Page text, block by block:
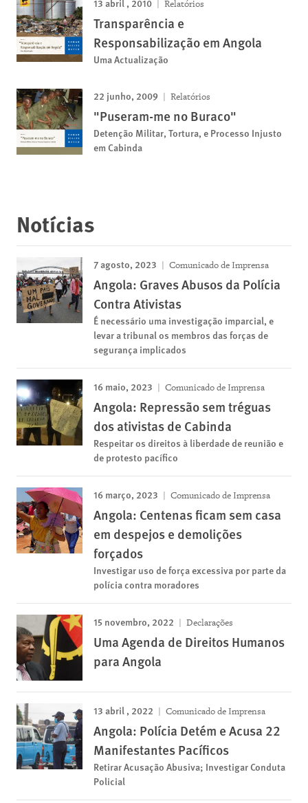
Relatórios
Transparência e
Responsabilização em Angola
Uma Actualização
22 junho, 2009 Relatórios
"Puseram-me no Buraco"
Detenção Militar, Tortura, e Processo Injusto
em Cabinda
Notícias
7 agosto, 2023 Comunicado de Imprensa
Angola: Graves Abusos da Polícia
Contra Ativistas
É necessário uma investigação imparcial, e
levar a tribunal os membros das forças de
segurança implicados
16 maio, 2023 Comunicado de Imprensa
Angola: Repressão sem tréguas
dos ativistas de Cabinda
Respeitar os direitos à liberdade de reunião e
de protesto pacífico
16 março, 2023 Comunicado de Imprensa
Angola: Centenas ficam sem casa
em despejos e demolições
forçados
Investigar uso de força excessiva por parte da
polícia contra moradores
15 novembro, 2022 Declarações
Uma Agenda de Direitos Humanos
para Angola
13 abril , 2022 Comunicado de Imprensa
Angola: Polícia Detém e Acusa 22
Manifestantes Pacíficos
Retirar Acusação Abusiva; Investigar Conduta
Policial